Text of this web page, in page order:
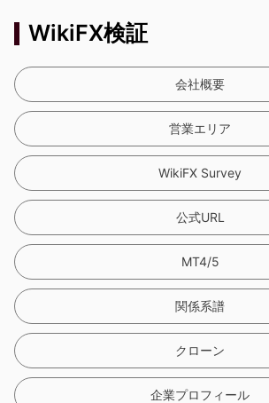
WikiFX検証
会社概要
営業エリア
WikiFX Survey
公式URL
MT4/5
関係系譜
クローン
企業プロフィール